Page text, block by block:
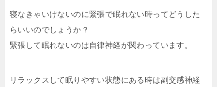
寝なきゃいけないのに緊張で眠れない時ってどうした
らいいのでしょうか？
緊張して眠れないのは自律神経が関わっています。
リラックスして眠りやすい状態にある時は副交感神経